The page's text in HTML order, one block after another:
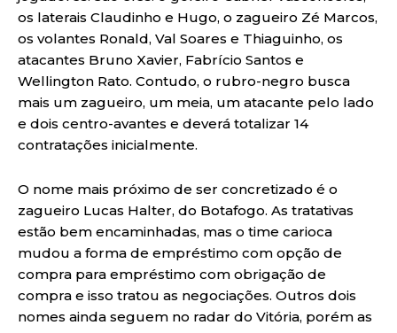
os laterais Claudinho e Hugo, o zagueiro Zé Marcos,
os volantes Ronald, Val Soares e Thiaguinho, os
atacantes Bruno Xavier, Fabrício Santos e
Wellington Rato. Contudo, o rubro-negro busca
mais um zagueiro, um meia, um atacante pelo lado
e dois centro-avantes e deverá totalizar 14
contratações inicialmente.
O nome mais próximo de ser concretizado é o
zagueiro Lucas Halter, do Botafogo. As tratativas
estão bem encaminhadas, mas o time carioca
mudou a forma de empréstimo com opção de
compra para empréstimo com obrigação de
compra e isso tratou as negociações. Outros dois
nomes ainda seguem no radar do Vitória, porém as